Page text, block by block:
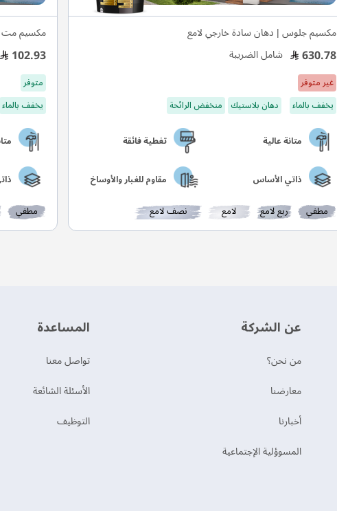
مكسيم جلوس | دهان سادة خارجي لامع
630.78 شامل الضريبة
غير متوفر
يخفف بالماء
دهان بلاستيك منخفض الرائحة
متانة عالية تغطية فائقة
ذاتي الأساس مقاوم للغبار والأوساخ
مطفي ربع لامع لامع نصف لامع
مكسيم مت
102.93
متوفر
يخفف بالماء
مطفي
عن الشركة
من نحن؟
‫معارضنا‬
‫أخبارنا‬
المسوؤلية الإجتماعية
‫المساعدة‬
تواصل معنا
الأسئلة الشائعة
التوظيف